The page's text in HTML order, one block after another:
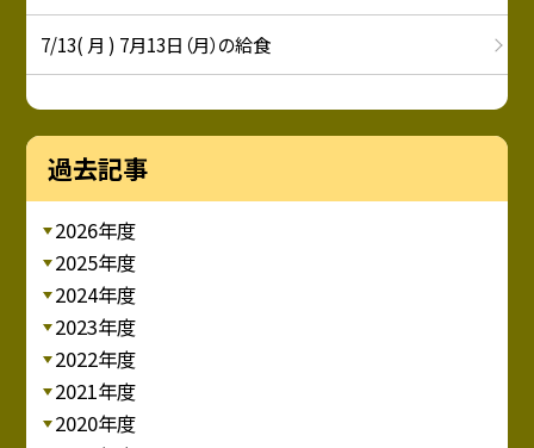
7/13( 月 ) 7月13日（月）の給食
過去記事
2026年度
2025年度
2024年度
2023年度
2022年度
2021年度
2020年度